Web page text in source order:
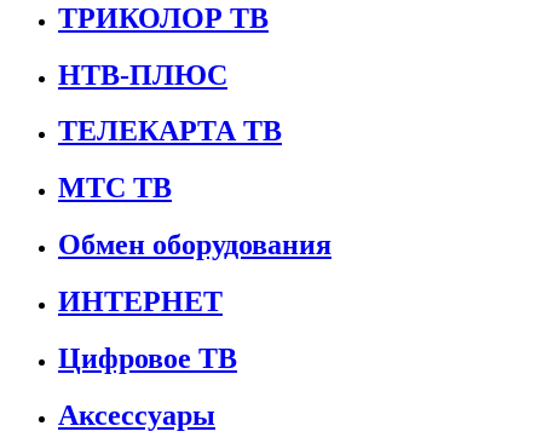
ТРИКОЛОР ТВ
НТВ-ПЛЮС
ТЕЛЕКАРТА ТВ
МТС ТВ
Обмен оборудования
ИНТЕРНЕТ
Цифровое ТВ
Аксессуары